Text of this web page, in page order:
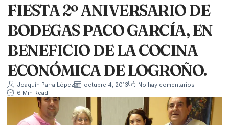
FIESTA 2º ANIVERSARIO DE
BODEGAS PACO GARCÍA, EN
BENEFICIO DE LA COCINA
ECONÓMICA DE LOGROÑO.
Joaquín Parra López octubre 4, 2013
No hay comentarios
6 Min Read